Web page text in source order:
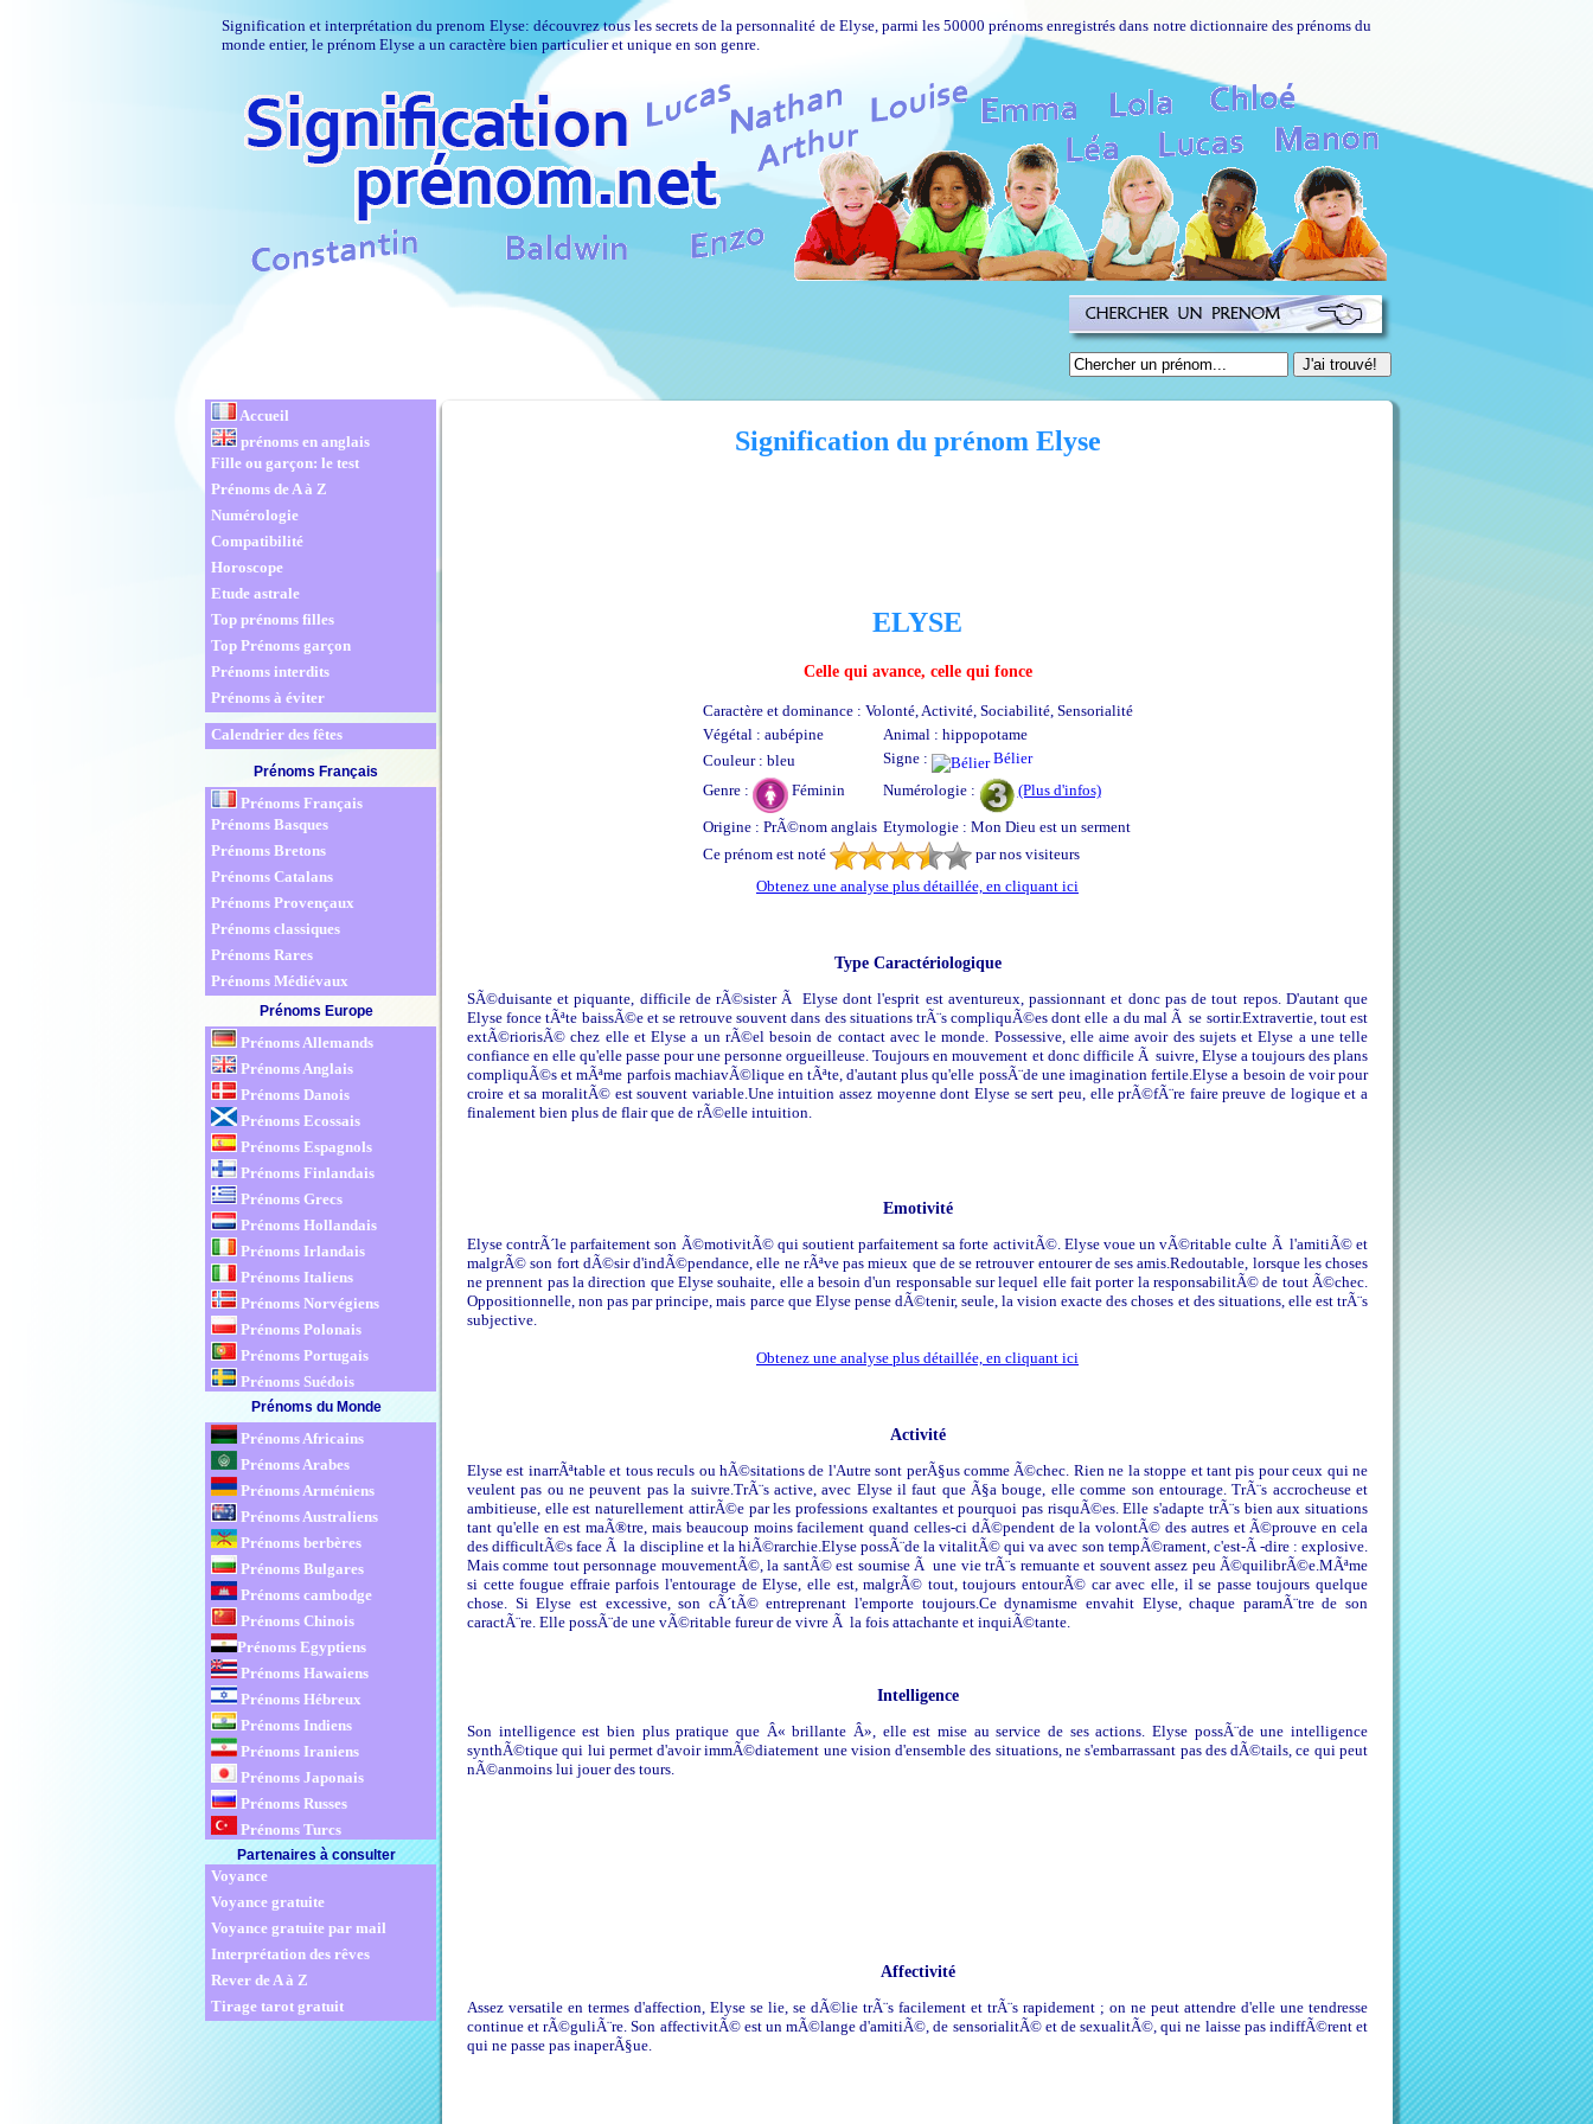
Signification et interprétation du prenom Elyse: découvrez tous les secrets de la personnalité de Elyse, parmi les 50000 prénoms enregistrés dans notre dictionnaire des prénoms du
monde entier, le prénom Elyse a un caractère bien particulier et unique en son genre.
Accueil
prénoms en anglais
Fille ou garçon: le test
Prénoms de A à Z
Numérologie
Compatibilité
Horoscope
Etude astrale
Top prénoms filles
Top Prénoms garçon
Prénoms interdits
Prénoms à éviter
Calendrier des fêtes
Prénoms Français
Prénoms Français
Prénoms Basques
Prénoms Bretons
Prénoms Catalans
Prénoms Provençaux
Prénoms classiques
Prénoms Rares
Prénoms Médiévaux
Prénoms Europe
Prénoms Allemands
Prénoms Anglais
Prénoms Danois
Prénoms Ecossais
Prénoms Espagnols
Prénoms Finlandais
Prénoms Grecs
Prénoms Hollandais
Prénoms Irlandais
Prénoms Italiens
Prénoms Norvégiens
Prénoms Polonais
Prénoms Portugais
Prénoms Suédois
Prénoms du Monde
Prénoms Africains
Prénoms Arabes
Prénoms Arméniens
Prénoms Australiens
Prénoms berbères
Prénoms Bulgares
Prénoms cambodge
Prénoms Chinois
Prénoms Egyptiens
Prénoms Hawaiens
Prénoms Hébreux
Prénoms Indiens
Prénoms Iraniens
Prénoms Japonais
Prénoms Russes
Prénoms Turcs
Partenaires à consulter
Voyance
Voyance gratuite
Voyance gratuite par mail
Interprétation des rêves
Rever de A à Z
Tirage tarot gratuit
Signification du prénom Elyse
ELYSE
Celle qui avance, celle qui fonce
Caractère et dominance : Volonté, Activité, Sociabilité, Sensorialité
Végétal : aubépine
Animal : hippopotame
Couleur : bleu
Signe :
Bélier
Genre :
Féminin Numérologie : (Plus d'infos)
Origine : PrÃ©nom anglais Etymologie : Mon Dieu est un serment
Ce prénom est noté
par nos visiteurs
Obtenez une analyse plus détaillée, en cliquant ici
Type Caractériologique
SÃ©duisante et piquante, difficile de rÃ©sister Ã Elyse dont l'esprit est aventureux, passionnant et donc pas de tout repos. D'autant que
Elyse fonce tÃªte baissÃ©e et se retrouve souvent dans des situations trÃ¨s compliquÃ©es dont elle a du mal Ã se sortir.Extravertie, tout est
extÃ©riorisÃ© chez elle et Elyse a un rÃ©el besoin de contact avec le monde. Possessive, elle aime avoir des sujets et Elyse a une telle
confiance en elle qu'elle passe pour une personne orgueilleuse. Toujours en mouvement et donc difficile Ã suivre, Elyse a toujours des plans
compliquÃ©s et mÃªme parfois machiavÃ©lique en tÃªte, d'autant plus qu'elle possÃ¨de une imagination fertile.Elyse a besoin de voir pour
croire et sa moralitÃ© est souvent variable.Une intuition assez moyenne dont Elyse se sert peu, elle prÃ©fÃ¨re faire preuve de logique et a
finalement bien plus de flair que de rÃ©elle intuition.
Emotivité
Elyse contrÃ´le parfaitement son Ã©motivitÃ© qui soutient parfaitement sa forte activitÃ©. Elyse voue un vÃ©ritable culte Ã l'amitiÃ© et
malgrÃ© son fort dÃ©sir d'indÃ©pendance, elle ne rÃªve pas mieux que de se retrouver entourer de ses amis.Redoutable, lorsque les choses
ne prennent pas la direction que Elyse souhaite, elle a besoin d'un responsable sur lequel elle fait porter la responsabilitÃ© de tout Ã©chec.
Oppositionnelle, non pas par principe, mais parce que Elyse pense dÃ©tenir, seule, la vision exacte des choses et des situations, elle est trÃ¨s
subjective.
Obtenez une analyse plus détaillée, en cliquant ici
Activité
Elyse est inarrÃªtable et tous reculs ou hÃ©sitations de l'Autre sont perÃ§us comme Ã©chec. Rien ne la stoppe et tant pis pour ceux qui ne
veulent pas ou ne peuvent pas la suivre.TrÃ¨s active, avec Elyse il faut que Ã§a bouge, elle comme son entourage. TrÃ¨s accrocheuse et
ambitieuse, elle est naturellement attirÃ©e par les professions exaltantes et pourquoi pas risquÃ©es. Elle s'adapte trÃ¨s bien aux situations
tant qu'elle en est maÃ®tre, mais beaucoup moins facilement quand celles-ci dÃ©pendent de la volontÃ© des autres et Ã©prouve en cela
des difficultÃ©s face Ã la discipline et la hiÃ©rarchie.Elyse possÃ¨de la vitalitÃ© qui va avec son tempÃ©rament, c'est-Ã -dire : explosive.
Mais comme tout personnage mouvementÃ©, la santÃ© est soumise Ã une vie trÃ¨s remuante et souvent assez peu Ã©quilibrÃ©e.MÃªme
si cette fougue effraie parfois l'entourage de Elyse, elle est, malgrÃ© tout, toujours entourÃ© car avec elle, il se passe toujours quelque
chose. Si Elyse est excessive, son cÃ´tÃ© entreprenant l'emporte toujours.Ce dynamisme envahit Elyse, chaque paramÃ¨tre de son
caractÃ¨re. Elle possÃ¨de une vÃ©ritable fureur de vivre Ã la fois attachante et inquiÃ©tante.
Intelligence
Son intelligence est bien plus pratique que Â« brillante Â», elle est mise au service de ses actions. Elyse possÃ¨de une intelligence
synthÃ©tique qui lui permet d'avoir immÃ©diatement une vision d'ensemble des situations, ne s'embarrassant pas des dÃ©tails, ce qui peut
nÃ©anmoins lui jouer des tours.
Affectivité
Assez versatile en termes d'affection, Elyse se lie, se dÃ©lie trÃ¨s facilement et trÃ¨s rapidement ; on ne peut attendre d'elle une tendresse
continue et rÃ©guliÃ¨re. Son affectivitÃ© est un mÃ©lange d'amitiÃ©, de sensorialitÃ© et de sexualitÃ©, qui ne laisse pas indiffÃ©rent et
qui ne passe pas inaperÃ§ue.